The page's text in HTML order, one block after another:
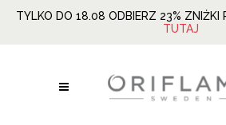
TYLKO DO 18.08 ODBIERZ 23% ZNIŻKI
TUTAJ